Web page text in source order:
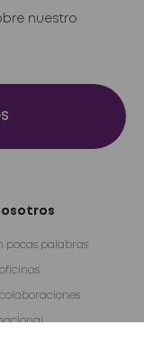
nuestro
pocas palabras
partner